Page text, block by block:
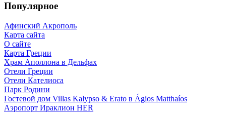
Популярное
Афинский Акрополь
Карта сайта
О сайте
Карта Греции
Храм Аполлона в Дельфах
Отели Греции
Отели Кателиоса
Парк Родини
Гостевой дом Villas Kalypso & Erato в Ágios Matthaíos
Аэропорт Ираклион HER